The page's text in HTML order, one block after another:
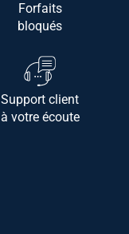
Forfaits
bloqués
Support client
à votre écoute